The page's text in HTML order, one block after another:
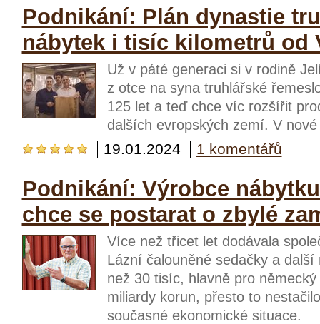
Podnikání: Plán dynastie
nábytek i tisíc kilometrů od
Už v páté generaci si v rodině
z otce na syna truhlářské
125 let a teď chce víc rozšířit
dalších evropských zemí. V
19.01.2024 1 komentářů
Podnikání: Výrobce
chce se postarat o zbylé
Více než třicet let dodávala
Lázní čalouněné sedačky a
než 30 tisíc, hlavně pro
miliardy korun, přesto to
současné ekonomické situace.